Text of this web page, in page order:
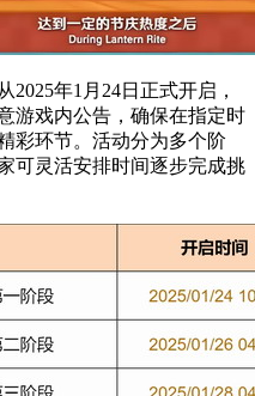
2025年1月24日正式开启，
游戏内公告，确保在指定时
彩环节。活动分为多个阶
可灵活安排时间逐步完成挑